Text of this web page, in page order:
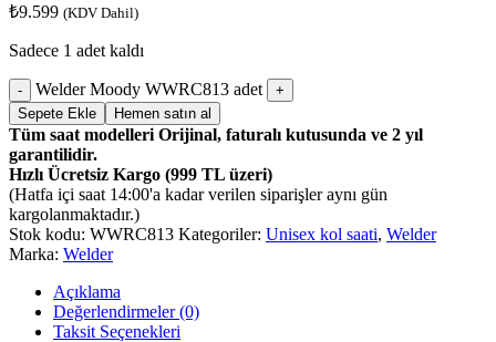
₺9.599 (KDV Dahil)
Sadece 1 adet kaldı
Welder Moody WWRC813 adet
Sepete Ekle Hemen satın al
Tüm saat modelleri Orijinal, faturalı kutusunda ve 2 yıl
garantilidir.
Hızlı Ücretsiz Kargo (999 TL üzeri)
(Hatfa içi saat 14:00'a kadar verilen siparişler aynı gün
kargolanmaktadır.)
Stok kodu: WWRC813 Kategoriler: Unisex kol saati, Welder
Marka: Welder
Açıklama
Değerlendirmeler (0)
Taksit Seçenekleri